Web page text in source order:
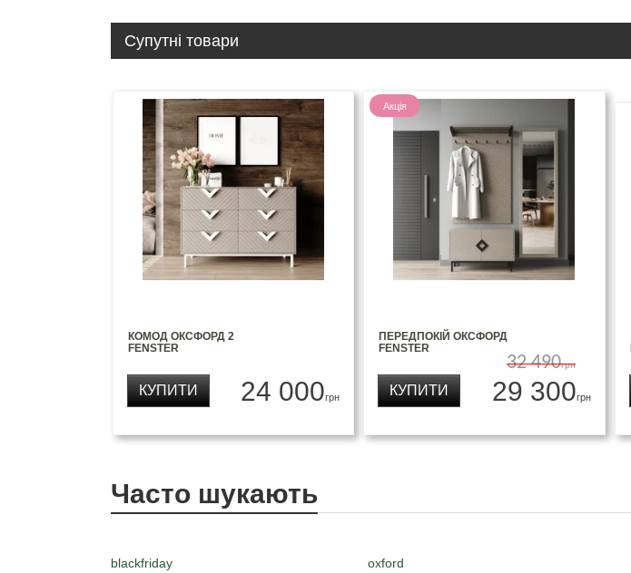
Супутні товари
КОМОД ОКСФОРД 2
FENSTER
24 000грн
КУПИТИ
Акція
ПЕРЕДПОКІЙ ОКСФОРД
FENSTER
32 490грн
29 300грн
КУПИТИ
Часто шукають
blackfriday oxford